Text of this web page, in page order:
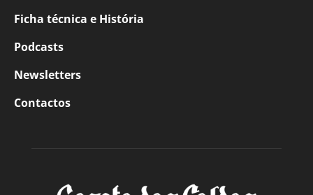
Ficha técnica e História
Podcasts
Newsletters
Contactos